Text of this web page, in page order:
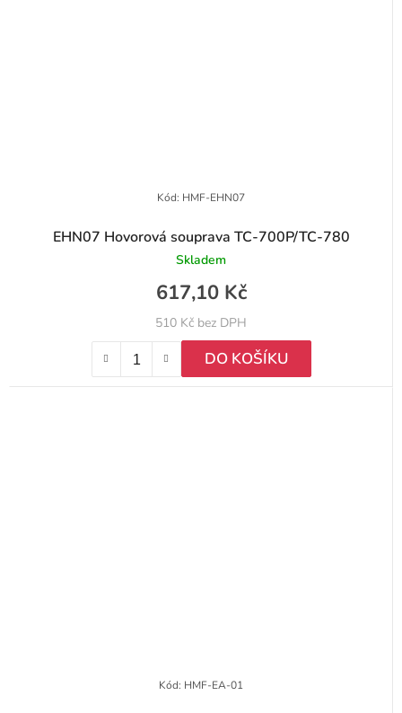
EHN07 Hovorová souprava TC-700P/TC-780
Skladem
510 Kč bez DPH
617,10 Kč
DO KOŠÍKU
Kód: HMF-EHN07
Kód: HMF-EA-01